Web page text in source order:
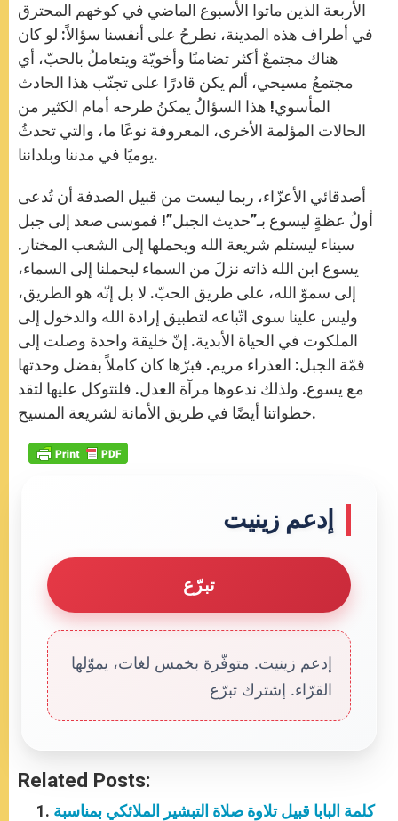
الأربعة الذين ماتوا الأسبوع الماضي في كوخهم المحترق
في أطراف هذه المدينة، نطرحُ على أنفسنا سؤالاً: لو كان
هناك مجتمعٌ أكثر تضامنًا وأخويّة ويتعاملُ بالحبّ، أي
مجتمعٌ مسيحي، ألم يكن قادرًا على تجنّب هذا الحادث
المأسوي! هذا السؤالُ يمكنُ طرحه أمام الكثير من
الحالات المؤلمة الأخرى، المعروفة نوعًا ما، والتي تحدثُ
يوميًا في مدننا وبلداننا.
أصدقائي الأعزّاء، ربما ليست من قبيل الصدفة أن تُدعى
أولُ عظةٍ ليسوع بـ”حديث الجبل”! فموسى صعد إلى جبل
سيناء ليستلم شريعة الله ويحملها إلى الشعب المختار.
يسوع ابن الله ذاته نزلَ من السماء ليحملنا إلى السماء،
إلى سموّ الله، على طريق الحبّ. لا بل إنّه هو الطريق،
وليس علينا سوى اتّباعه لتطبيق إرادة الله والدخول إلى
الملكوت في الحياة الأبدية. إنّ خليقة واحدة وصلت إلى
قمّة الجبل: العذراء مريم. فبرّها كان كاملاً بفضل وحدتها
مع يسوع. ولذلك ندعوها مرآة العدل. فلنتوكل عليها لتقد
خطواتنا أيضًا في طريق الأمانة لشريعة المسيح.
إدعم زينيت
تبرّع
إدعم زينيت. متوفّرة بخمس لغات، يموّلها
القرّاء. إشترك تبرّع
Related Posts:
كلمة البابا قبيل تلاوة صلاة التبشير الملائكي بمناسبة